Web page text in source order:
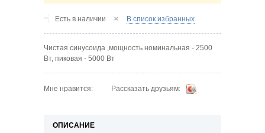
Есть в наличии В список избранных
Чистая синусоида ,мощность номинальная - 2500
Вт, пиковая - 5000 Вт
Мне нравится: Рассказать друзьям:
ОПИСАНИЕ